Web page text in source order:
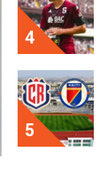
4
5